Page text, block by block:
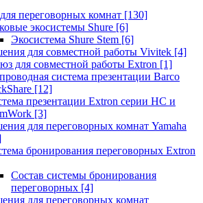
переговорных комнат [130]
экосистемы Shure [6]
Экосистема Shure Stem [6]
для совместной работы Vivitek [4]
для совместной работы Extron [1]
система презентации Barco
[12]
презентации Extron серии HC и
[3]
для переговорных комнат Yamaha
бронирования переговорных Extron
Состав системы бронирования
переговорных [4]
для переговорных комнат